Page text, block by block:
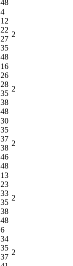
48
4
12
22
27
35
48
2
16
26
28
35
38
48
2
30
35
37
38
46
48
2
13
23
33
35
38
48
2
6
34
35
37
2